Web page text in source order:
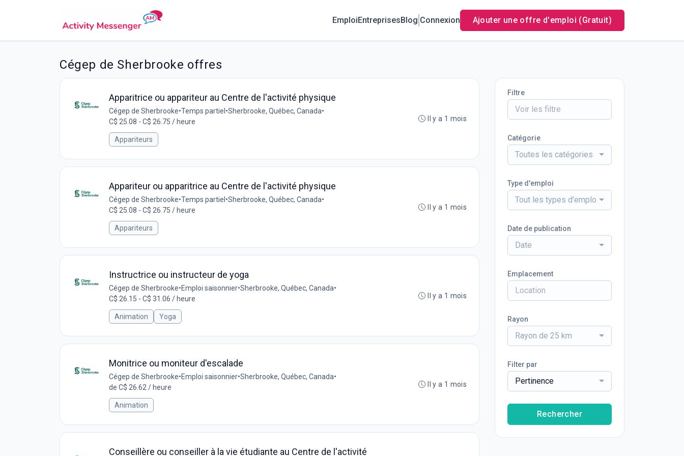
EmploiEntreprisesBlog Connexion Ajouter une offre d'emploi (Gratuit)
Cégep de Sherbrooke offres
Apparitrice ou appariteur au Centre de l'activité physique
Cégep de Sherbrooke•Temps partiel •Sherbrooke, Québec, Canada•
C$ 25.08 - C$ 26.75 / heure
Appariteurs
Il y a 1 mois
Appariteur ou apparitrice au Centre de l'activité physique
Cégep de Sherbrooke•Temps partiel •Sherbrooke, Québec, Canada•
C$ 25.08 - C$ 26.75 / heure
Appariteurs
Il y a 1 mois
Instructrice ou instructeur de yoga
Cégep de Sherbrooke•Emploi saisonnier•Sherbrooke, Québec, Canada•
C$ 26.15 - C$ 31.06 / heure
Animation Yoga
Il y a 1 mois
Monitrice ou moniteur d'escalade
Cégep de Sherbrooke•Emploi saisonnier•Sherbrooke, Québec, Canada•
de C$ 26.62 / heure
Animation
Il y a 1 mois
Conseillère ou conseiller à la vie étudiante au Centre de l'activité
Filtre
Catégorie
Toutes les catégories
Type d'emploi
Tout les types d'emploi
Date de publication
Date
Emplacement
Rayon
Rayon de 25 km
Filter par
Pertinence
Rechercher